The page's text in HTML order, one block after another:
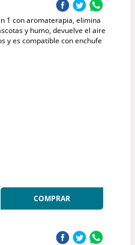
1 con aromaterapia, elimina
y humo, devuelve el aire
y es compatible con enchufe
COMPRAR